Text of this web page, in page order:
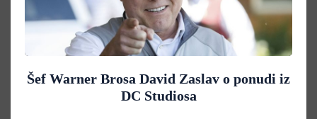
Šef Warner Brosa David Zaslav o ponudi iz
DC Studiosa